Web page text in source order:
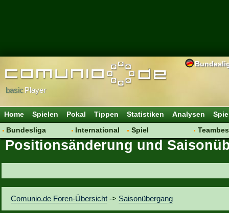
basicPlayer
Home Spielen Pokal Tippen Statistiken Analysen
Bundesliga
Hot News
Vereinsdiskussion
Vereinsfragen
International
Vereine
Spiel
Regeln & Tipps
Positionsänderung und
Comunio.de Foren-Übersicht -> Saisonübergang